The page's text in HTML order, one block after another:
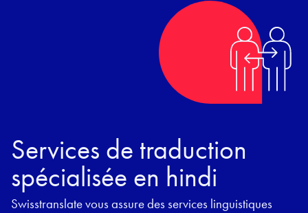
Services de traduction
spécialisée en hindi
Swisstranslate vous assure des services linguistiques